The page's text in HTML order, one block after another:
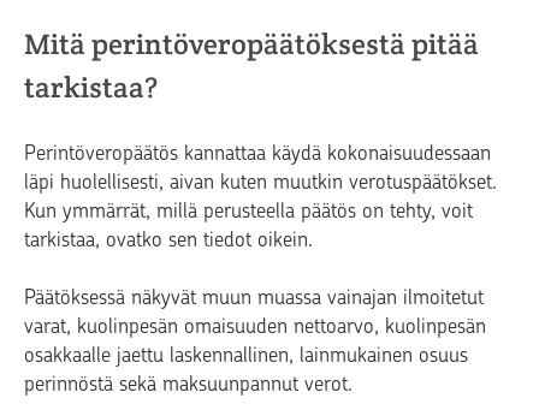
Mitä perintöveropäätöksestä pitää
tarkistaa?
Perintöveropäätös kannattaa käydä kokonaisuudessaan
läpi huolellisesti, aivan kuten muutkin verotuspäätökset.
Kun ymmärrät, millä perusteella päätös on tehty, voit
tarkistaa, ovatko sen tiedot oikein.
Päätöksessä näkyvät muun muassa vainajan ilmoitetut
varat, kuolinpesän omaisuuden nettoarvo, kuolinpesän
osakkaalle jaettu laskennallinen, lainmukainen osuus
perinnöstä sekä maksuunpannut verot.